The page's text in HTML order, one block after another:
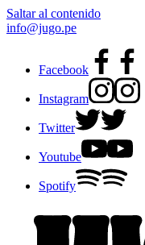
Saltar al contenido
info@jugo.pe
Facebook
Instagram
Twitter
Youtube
Spotify